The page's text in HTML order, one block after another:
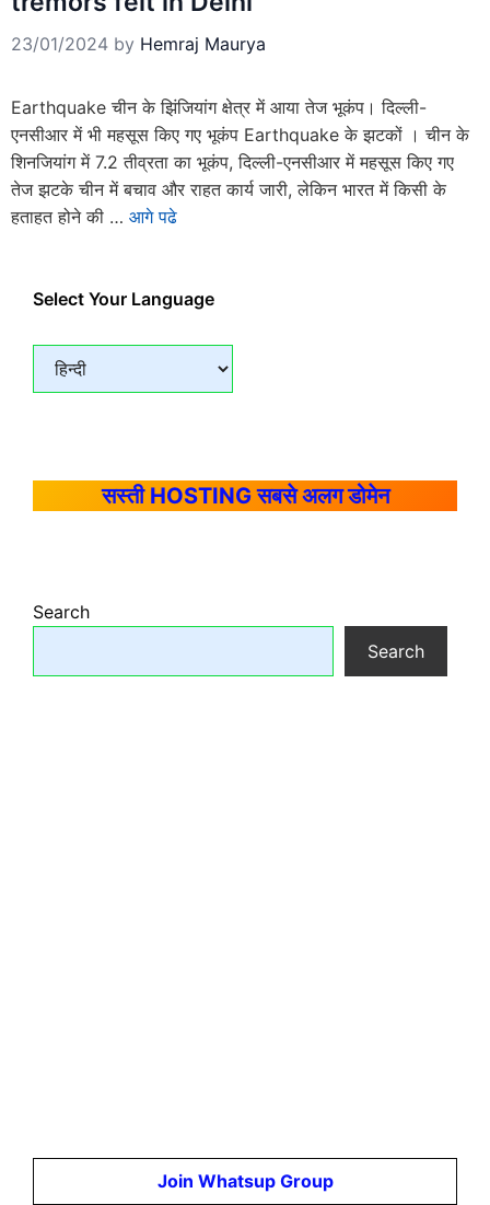
23/01/2024 by Hemraj Maurya
Earthquake चीन के झिंजियांग क्षेत्र में आया तेज भूकंप। दिल्ली-
एनसीआर में भी महसूस किए गए भूकंप Earthquake के झटकों । चीन के
शिनजियांग में 7.2 तीव्रता का भूकंप, दिल्ली-एनसीआर में महसूस किए गए
तेज झटके चीन में बचाव और राहत कार्य जारी, लेकिन भारत में किसी के
हताहत होने की … आगे पढे
Select Your Language
सस्ती HOSTING सबसे अलग डोमेन
Search
Search
Join Whatsup Group